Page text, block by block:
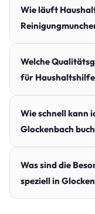
Wie läuft
Welche
für
Wie schnell kann
Glockenbach
Was sind die
speziell in